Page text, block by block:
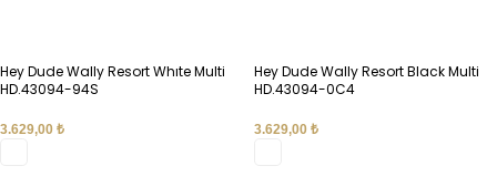
Hey Dude Wally Resort Whıte Multi
HD.43094-94S
3.629,00 ₺
Hey Dude Wally Resort Black Multi
HD.43094-0C4
3.629,00 ₺